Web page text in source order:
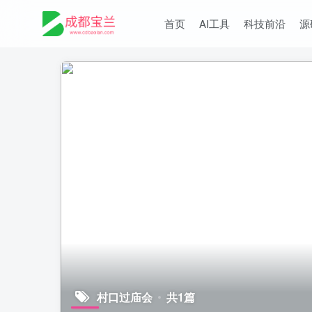
首页 AI工具 科技前沿
村口过庙会 共1篇